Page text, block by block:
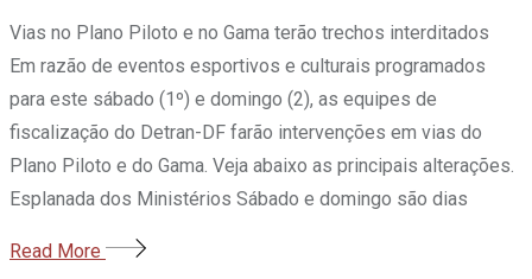
Vias no Plano Piloto e no Gama terão trechos interditados
Em razão de eventos esportivos e culturais programados
para este sábado (1º) e domingo (2), as equipes de
fiscalização do Detran-DF farão intervenções em vias do
Plano Piloto e do Gama. Veja abaixo as principais alterações.
Esplanada dos Ministérios Sábado e domingo são dias
Read More